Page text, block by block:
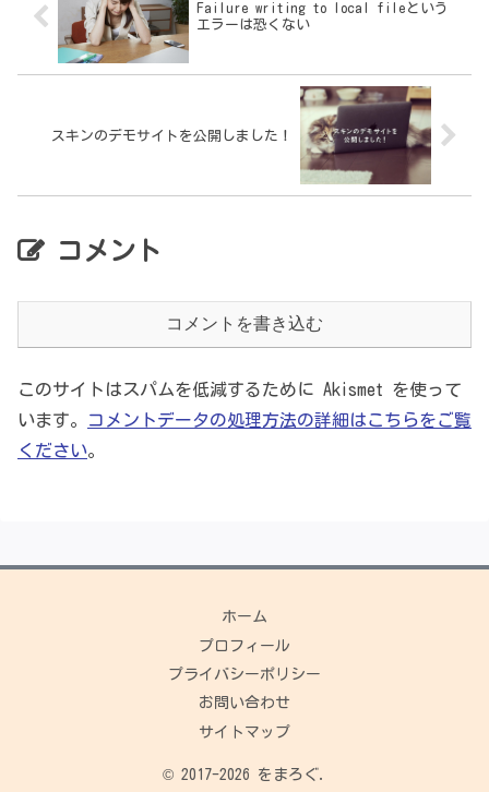
Failure writing to local fileという
エラーは恐くない
スキンのデモサイトを公開しました！
コメント
コメントを書き込む
このサイトはスパムを低減するために Akismet を使って
います。
コメントデータの処理方法の詳細はこちらをご覧
ください。
ホーム
プロフィール
プライバシーポリシー
お問い合わせ
サイトマップ
© 2017-2026 をまろぐ.